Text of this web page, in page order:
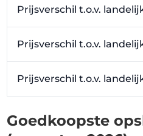
Prijsverschil t.o.v.
Prijsverschil t.o.v.
Prijsverschil t.o.v.
Goedkoopste